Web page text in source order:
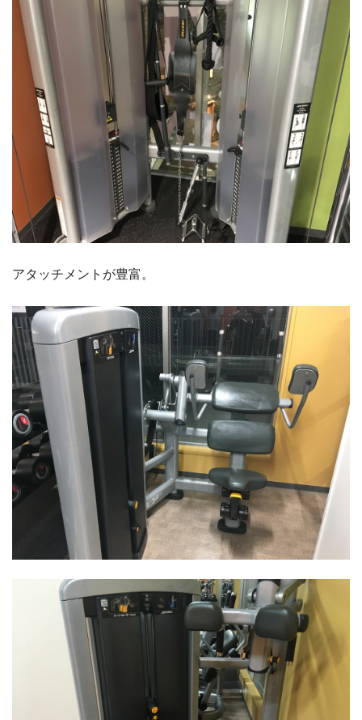
アタッチメントが豊富。